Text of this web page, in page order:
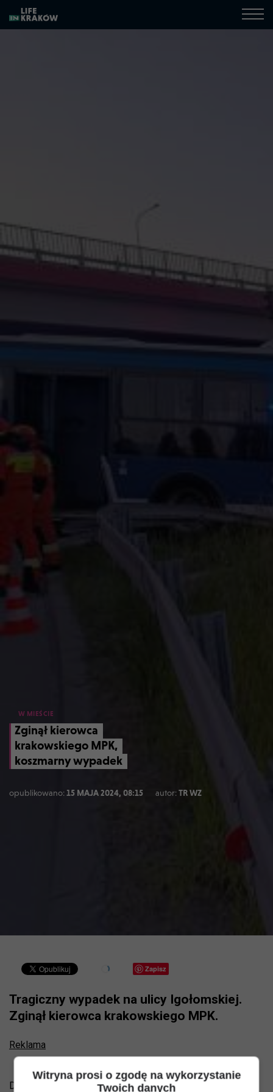
W MIEŚCIE
Zginął kierowca
krakowskiego MPK,
koszmarny wypadek
opublikowano:15 MAJA 2024, 08:15 autor:TR WZ
Zapisz
Tragiczny wypadek na ulicy Igołomskiej.
Zginął kierowca krakowskiego MPK.
Reklama
Dwa autobusy, turystyczny i miejski, zderzyły się na ul.
Witryna prosi o zgodę na wykorzystanie
Twoich danych